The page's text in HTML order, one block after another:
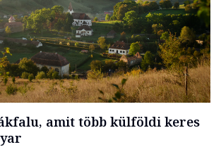
amit több külföldi keres